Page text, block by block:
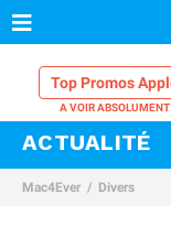
Top Promos
VPN Mac
Comparatif
ACTUALITÉ
Mac4Ever Divers